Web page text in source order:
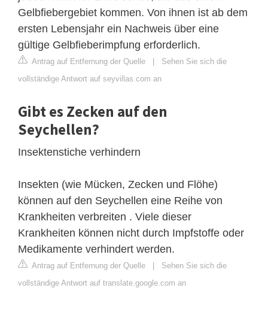
Gelbfiebergebiet kommen. Von ihnen ist ab dem
ersten Lebensjahr ein Nachweis über eine
gültige Gelbfieberimpfung erforderlich.
Antrag auf Entfernung der Quelle | Sehen Sie sich die
vollständige Antwort auf seyvillas.com an
Gibt es Zecken auf den
Seychellen?
Insektenstiche verhindern
Insekten (wie Mücken, Zecken und Flöhe)
können auf den Seychellen eine Reihe von
Krankheiten verbreiten . Viele dieser
Krankheiten können nicht durch Impfstoffe oder
Medikamente verhindert werden.
Antrag auf Entfernung der Quelle | Sehen Sie sich die
vollständige Antwort auf translate.google.com an